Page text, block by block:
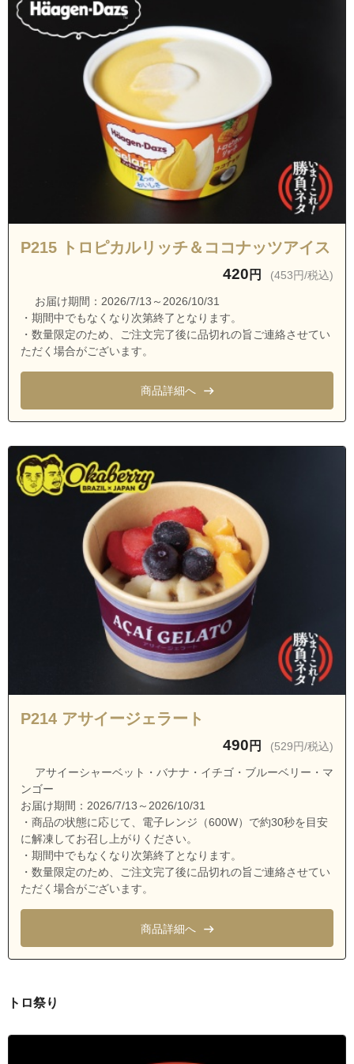
東京都八王子市弐分方町
東京都八王子市平岡町
東京都八王子市みつい台１丁目
東京都八王子市みつい台２丁目
東京都八王子市宮下町
東京都八王子市元八王子町１丁目
東京都八王子市元八王子町２丁目
東京都八王子市元本郷町１丁目
東京都八王子市元本郷町３丁目
東京都八王子市元横山町３丁目
東京都八王子市谷野町
東京都八王子市横川町
東京都八王子市四谷町
東京都八王子市下恩方町
東京都八王子市美山町
東京都八王子市上川町
東京都八王子市元八王子町３丁目
東京都あきる野市秋留１丁目
東京都あきる野市秋留２丁目
東京都あきる野市秋留３丁目
東京都あきる野市秋留４丁目
東京都あきる野市秋留５丁目
P215 トロピカルリッチ＆ココナッツアイス
420 円 (453円/税込)
お届け期間：2026/7/13～2026/10/31
・期間中でもなくなり次第終了となります。
・数量限定のため、ご注文完了後に品切れの旨ご連絡させてい
ただく場合がございます。
商品詳細へ
P214 アサイージェラート
490 円 (529円/税込)
アサイーシャーベット・バナナ・イチゴ・ブルーベリー・マ
ンゴー
お届け期間：2026/7/13～2026/10/31
・商品の状態に応じて、電子レンジ（600W）で約30秒を目安
に解凍してお召し上がりください。
・期間中でもなくなり次第終了となります。
・数量限定のため、ご注文完了後に品切れの旨ご連絡させてい
ただく場合がございます。
商品詳細へ
トロ祭り